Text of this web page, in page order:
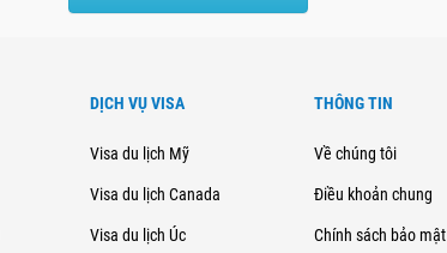
DỊCH VỤ VISA
Visa du lịch Mỹ
Visa du lịch Canada
Visa du lịch Úc
THÔNG TIN
Về chúng tôi
Điều khoản chung
Chính sách bảo mật